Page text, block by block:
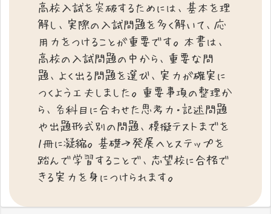
高校入試を突破するためには、基本を理
解し、実際の入試問題を多く解いて、応
用力をつけることが重要です。本書は、
高校の入試問題の中から、重要な問
題、よく出る問題を選び、実力が確実に
つくよう工夫しました。重要事項の整理か
ら、各科目に合わせた思考力・記述問題
や出題形式別の問題、模擬テストまでを
１冊に凝縮。基礎→発展へとステップを
踏んで学習することで、志望校に合格で
きる実力を身につけられます。